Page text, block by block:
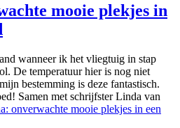
mooie plekjes in
wanneer ik het vliegtuig in stap
De temperatuur hier is nog niet
bestemming is deze fantastisch.
Samen met schrijfster Linda van
onverwachte mooie plekjes in een